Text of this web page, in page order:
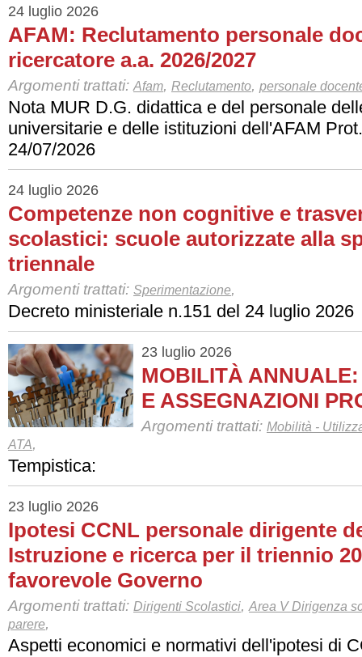
24 luglio 2026
AFAM: Reclutamento personale
ricercatore a.a. 2026/2027
Argomenti trattati: Afam, Reclutamento, personale
Nota MUR D.G. didattica e del personale
universitarie e delle istituzioni dell'AFAM
24/07/2026
24 luglio 2026
Competenze non cognitive e
scolastici: scuole autorizzate alla
triennale
Argomenti trattati: Sperimentazione,
Decreto ministeriale n.151 del 24 luglio 2026
23 luglio 2026
MOBILITÀ
E ASSEGNAZIONI
Argomenti trattati: Mobilità -
ATA,
Tempistica:
23 luglio 2026
Ipotesi CCNL personale dirigente
Istruzione e ricerca per il triennio
favorevole Governo
Argomenti trattati: Dirigenti Scolastici, Area V Dirigenza
parere,
Aspetti economici e normativi dell'ipotesi di